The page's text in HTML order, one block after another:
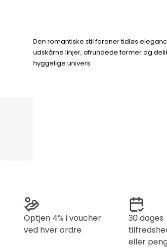
Den romantiske stil forener tidløs
udskårne linjer, afrundede former og
hyggelige univers.
Optjen 4% i voucher
ved hver ordre
30 dages
eller